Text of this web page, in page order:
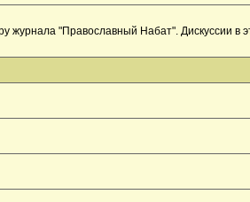
журнала "Православный Набат". Дискуссии в